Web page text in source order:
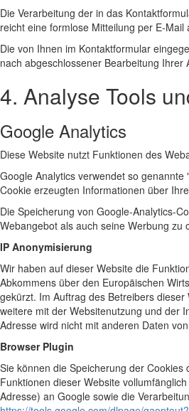
Die Verarbeitung der in das
reicht eine formlose Mitteilung per E-
Die von Ihnen im Kontaktformular
nach abgeschlossener Bearbeitung
4. Analyse Tools
Google Analytics
Diese Website nutzt Funktionen des
Google Analytics verwendet so
Cookie erzeugten Informationen über
Die Speicherung von Google-Analytics-
Webangebot als auch seine Werbung zu
IP Anonymisierung
Wir haben auf dieser Website die
Abkommens über den Europäischen
gekürzt. Im Auftrag des Betreibers
weitere mit der Websitenutzung und der
Adresse wird nicht mit anderen Daten
Browser Plugin
Sie können die Speicherung der
Funktionen dieser Website
Adresse) an Google sowie die